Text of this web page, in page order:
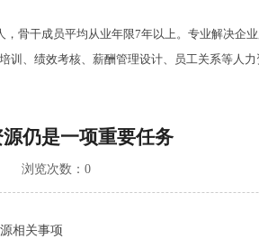
干成员平均从业年限7年以上。专业解决企业
、绩效考核、薪酬管理设计、员工关系等人力
仍是一项重要任务
浏览次数： 0
相关事项